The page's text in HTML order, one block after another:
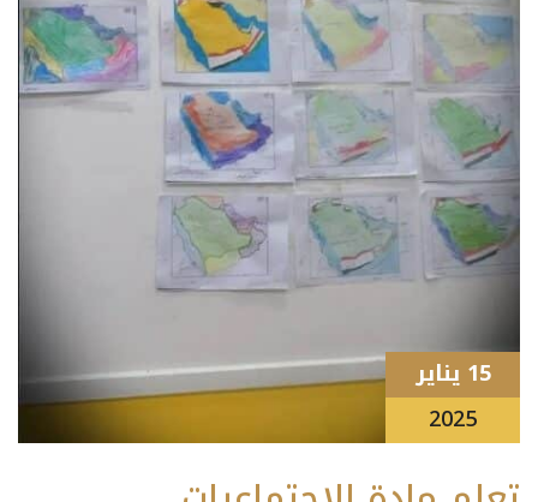
15 يناير
2025